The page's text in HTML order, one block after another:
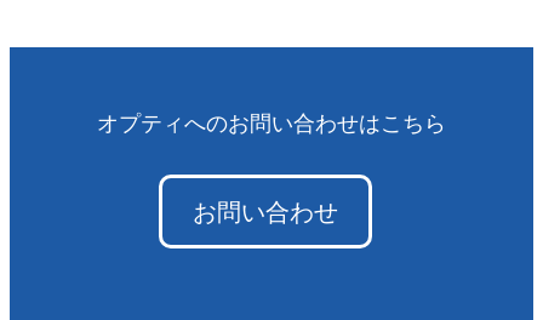
オプティへのお問い合わせはこちら
お問い合わせ